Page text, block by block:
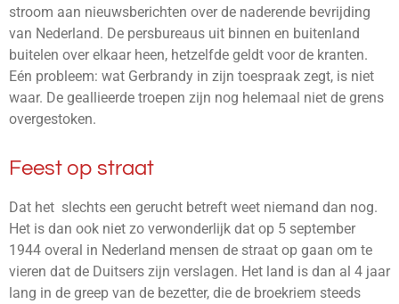
stroom aan nieuwsberichten over de naderende bevrijding
van Nederland. De persbureaus uit binnen en buitenland
buitelen over elkaar heen, hetzelfde geldt voor de kranten.
Eén probleem: wat Gerbrandy in zijn toespraak zegt, is niet
waar. De geallieerde troepen zijn nog helemaal niet de grens
overgestoken.
Feest op straat
Dat het slechts een gerucht betreft weet niemand dan nog.
Het is dan ook niet zo verwonderlijk dat op 5 september
1944 overal in Nederland mensen de straat op gaan om te
vieren dat de Duitsers zijn verslagen. Het land is dan al 4 jaar
lang in de greep van de bezetter, die de broekriem steeds